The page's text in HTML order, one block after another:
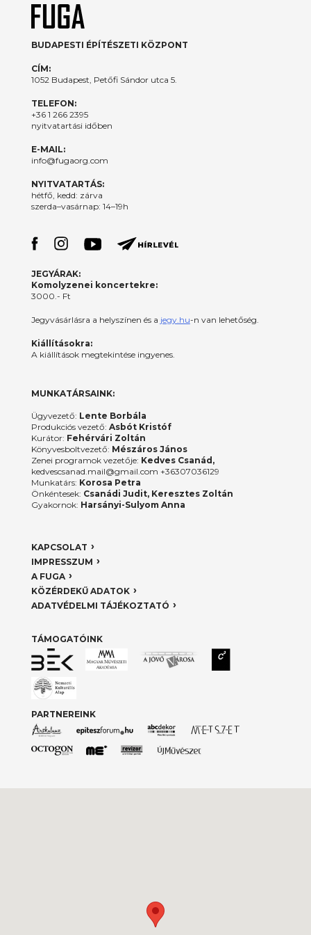
BUDAPESTI ÉPÍTÉSZETI KÖZPONT
CÍM:
1052 Budapest, Petőfi Sándor utca 5.
TELEFON:
+36 1 266 2395
nyitvatartási időben
E-MAIL:
info@fugaorg.com
NYITVATARTÁS:
hétfő, kedd: zárva
szerda–vasárnap: 14–19h
JEGYÁRAK:
Komolyzenei koncertekre:
3000.- Ft
Jegyvásárlásra a helyszínen és a jegy.hu-n van lehetőség.
Kiállításokra:
A kiállítások megtekintése ingyenes.
MUNKATÁRSAINK:
Ügyvezető: Lente Borbála
Produkciós vezető: Asbót Kristóf
Kurátor: Fehérvári Zoltán
Könyvesboltvezető: Mészáros János
Zenei programok vezetője: Kedves Csanád,
kedvescsanad.mail@gmail.com +36307036129
Munkatárs: Korosa Petra
Önkéntesek: Csanádi Judit, Keresztes Zoltán
Gyakornok: Harsányi-Sulyom Anna
KAPCSOLAT
IMPRESSZUM
A FUGA
KÖZÉRDEKŰ ADATOK
ADATVÉDELMI TÁJÉKOZTATÓ
TÁMOGATÓINK
PARTNEREINK